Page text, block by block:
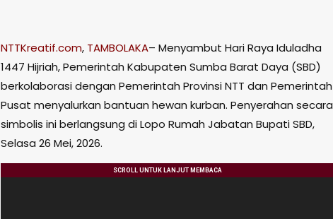
NTTKreatif.com, TAMBOLAKA– Menyambut Hari Raya Iduladha
1447 Hijriah, Pemerintah Kabupaten Sumba Barat Daya (SBD)
berkolaborasi dengan Pemerintah Provinsi NTT dan Pemerintah
Pusat menyalurkan bantuan hewan kurban. Penyerahan secara
simbolis ini berlangsung di Lopo Rumah Jabatan Bupati SBD,
Selasa 26 Mei, 2026.